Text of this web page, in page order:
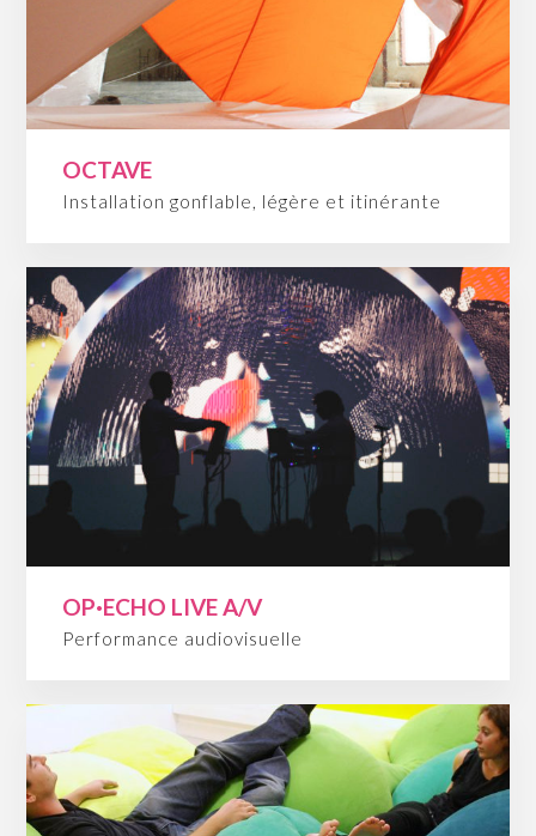
OCTAVE
Installation gonflable, légère et itinérante
OP·ECHO LIVE A/V
Performance audiovisuelle